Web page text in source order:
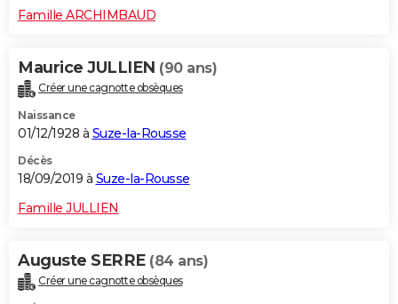
Famille ARCHIMBAUD
Maurice JULLIEN (90 ans)
Créer une cagnotte obsèques
Naissance
01/12/1928 à Suze-la-Rousse
Décès
18/09/2019 à Suze-la-Rousse
Famille JULLIEN
Auguste SERRE (84 ans)
Créer une cagnotte obsèques